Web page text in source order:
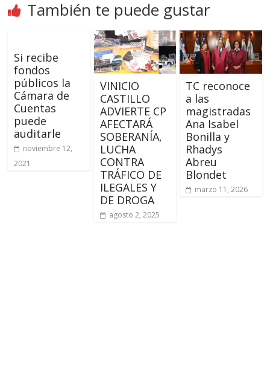
También te puede gustar
Si recibe
fondos
públicos la
Cámara de
Cuentas
puede
auditarle
noviembre 12,
2021
VINICIO
CASTILLO
ADVIERTE CP
AFECTARÁ
SOBERANÍA,
LUCHA
CONTRA
TRÁFICO DE
ILEGALES Y
DE DROGA
agosto 2, 2025
TC reconoce
a las
magistradas
Ana Isabel
Bonilla y
Rhadys
Abreu
Blondet
marzo 11, 2026